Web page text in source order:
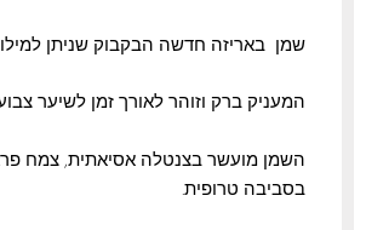
שמן באריזה חדשה הבקבוק שניתן
המעניק ברק וזוהר לאורך זמן לשיער
השמן מועשר בצנטלה אסיאתית, צמח
בסביבה טרופית.